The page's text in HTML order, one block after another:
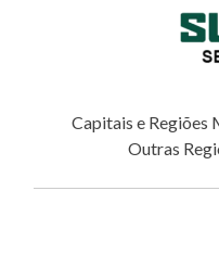
Capitais e
Outras